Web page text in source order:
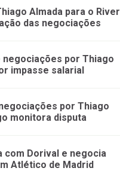
Almada para o River
das negociações
negociações por Thiago
impasse salarial
por Thiago
monitora disputa
com Dorival e negocia
Atlético de Madrid